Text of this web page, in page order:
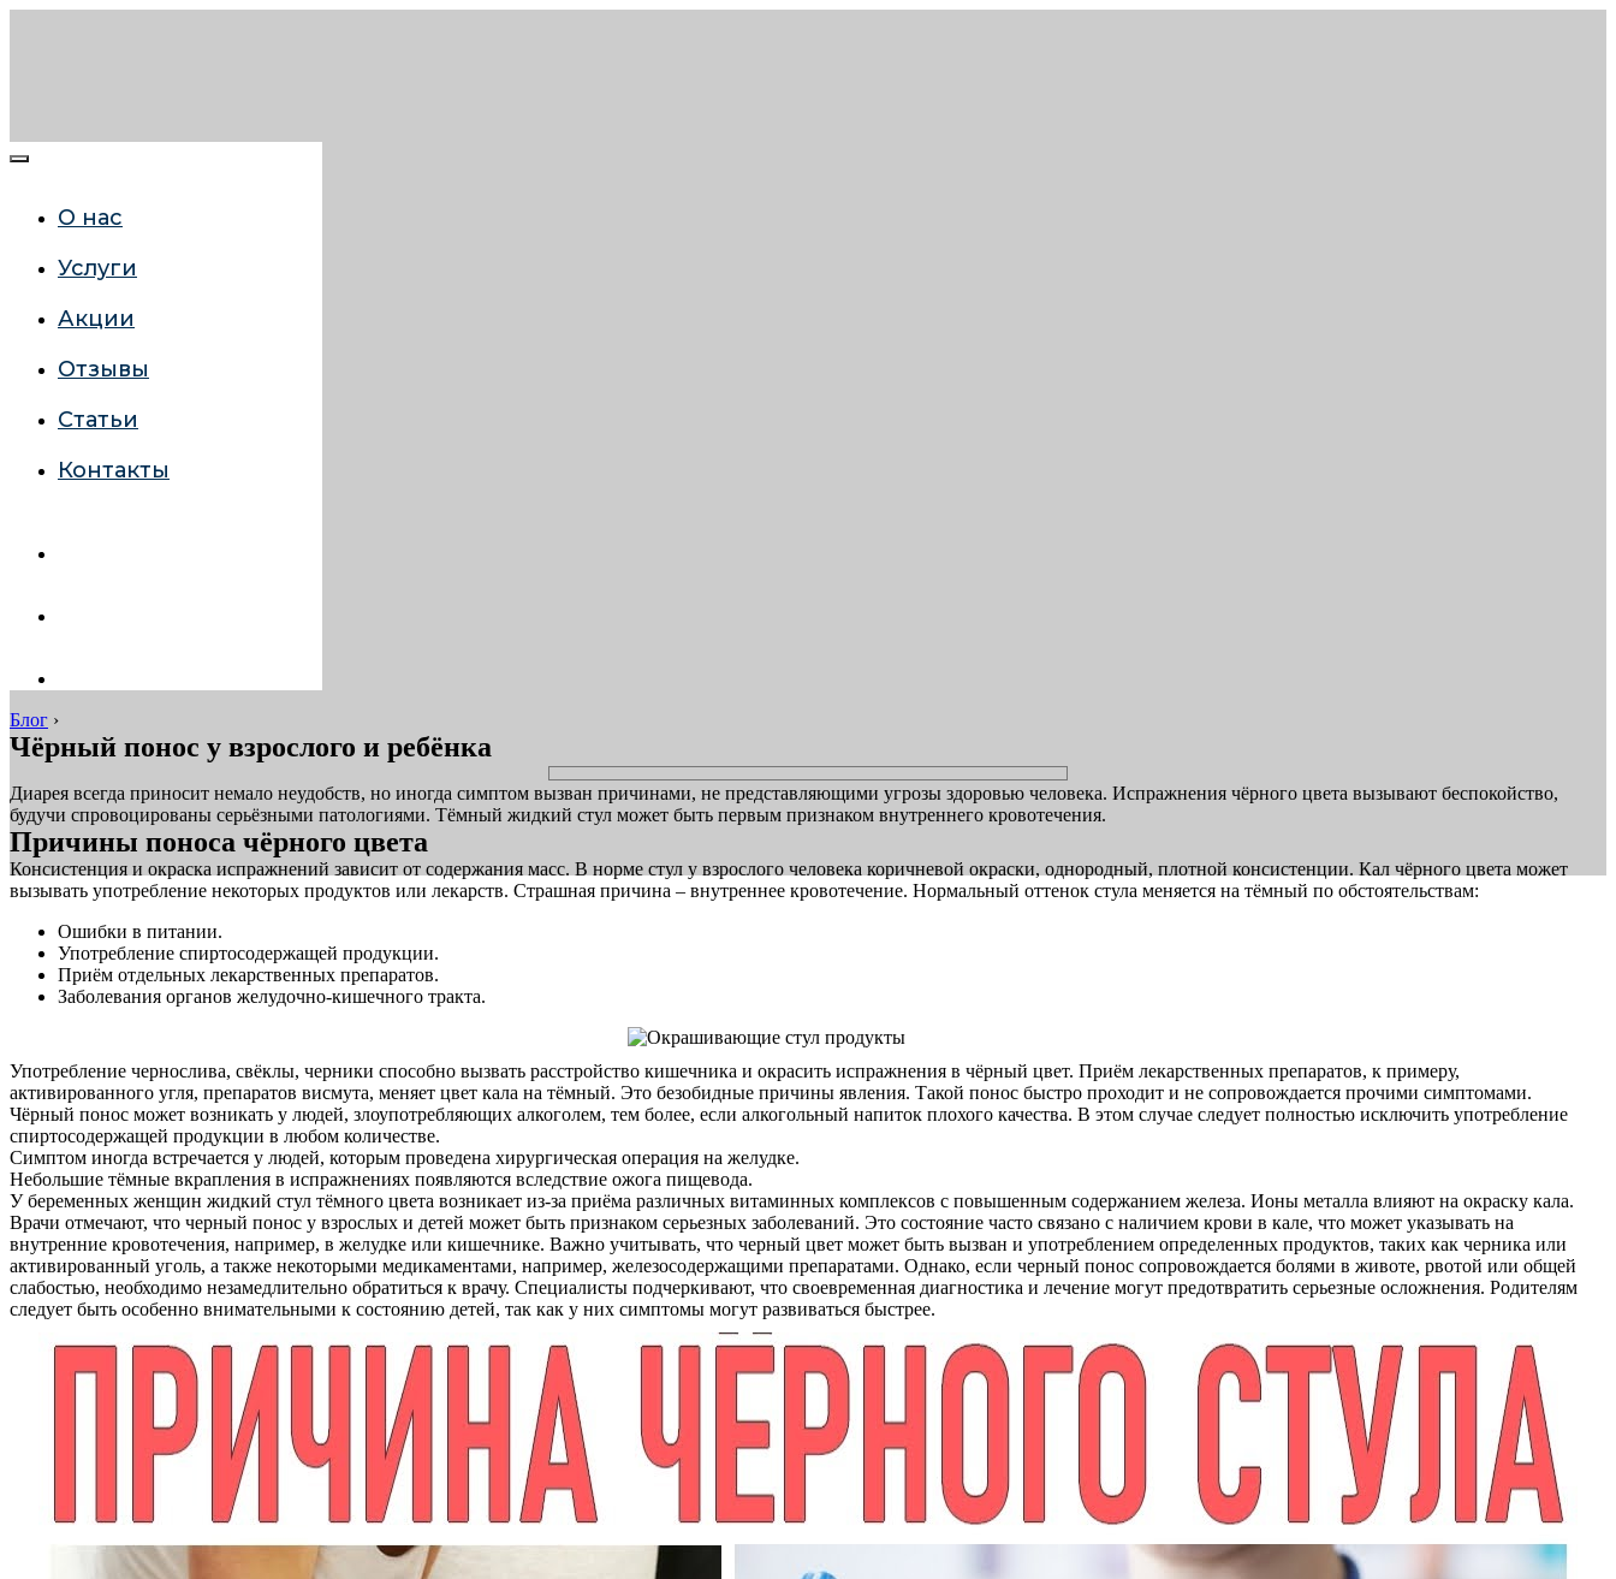
О нас
Услуги
Акции
Отзывы
Статьи
Контакты
Блог ›
Чёрный понос у взрослого и ребёнка
Диарея всегда приносит немало неудобств, но иногда симптом вызван причинами, не представляющими угрозы здоровью человека. Испражнения чёрного цвета вызывают беспокойство,
будучи спровоцированы серьёзными патологиями. Тёмный жидкий стул может быть первым признаком внутреннего кровотечения.
Причины поноса чёрного цвета
Консистенция и окраска испражнений зависит от содержания масс. В норме стул у взрослого человека коричневой окраски, однородный, плотной консистенции. Кал чёрного цвета может
вызывать употребление некоторых продуктов или лекарств. Страшная причина – внутреннее кровотечение. Нормальный оттенок стула меняется на тёмный по обстоятельствам:
Ошибки в питании.
Употребление спиртосодержащей продукции.
Приём отдельных лекарственных препаратов.
Заболевания органов желудочно-кишечного тракта.
Употребление чернослива, свёклы, черники способно вызвать расстройство кишечника и окрасить испражнения в чёрный цвет. Приём лекарственных препаратов, к примеру,
активированного угля, препаратов висмута, меняет цвет кала на тёмный. Это безобидные причины явления. Такой понос быстро проходит и не сопровождается прочими симптомами.
Чёрный понос может возникать у людей, злоупотребляющих алкоголем, тем более, если алкогольный напиток плохого качества. В этом случае следует полностью исключить употребление
спиртосодержащей продукции в любом количестве.
Симптом иногда встречается у людей, которым проведена хирургическая операция на желудке.
Небольшие тёмные вкрапления в испражнениях появляются вследствие ожога пищевода.
У беременных женщин жидкий стул тёмного цвета возникает из-за приёма различных витаминных комплексов с повышенным содержанием железа. Ионы металла влияют на окраску кала.
Врачи отмечают, что черный понос у взрослых и детей может быть признаком серьезных заболеваний. Это состояние часто связано с наличием крови в кале, что может указывать на
внутренние кровотечения, например, в желудке или кишечнике. Важно учитывать, что черный цвет может быть вызван и употреблением определенных продуктов, таких как черника или
активированный уголь, а также некоторыми медикаментами, например, железосодержащими препаратами. Однако, если черный понос сопровождается болями в животе, рвотой или общей
слабостью, необходимо незамедлительно обратиться к врачу. Специалисты подчеркивают, что своевременная диагностика и лечение могут предотвратить серьезные осложнения. Родителям
следует быть особенно внимательными к состоянию детей, так как у них симптомы могут развиваться быстрее.